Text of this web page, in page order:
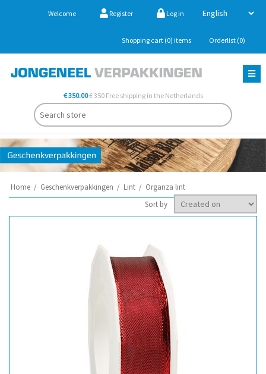
Welcome Register Log in
Shopping cart (0) items Orderlist (0)
€ 350.00€ 350 Free shipping in the Netherlands
Home / Geschenkverpakkingen / Lint / Organza lint
Sort by